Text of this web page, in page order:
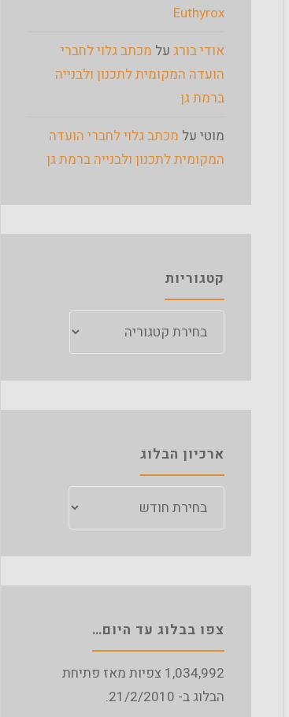
Euthyrox
אודי בורג על מכתב גלוי לחברי
הועדה המקומית לתכנון ולבנייה
ברמת גן
מוטי על מכתב גלוי לחברי הועדה
המקומית לתכנון ולבנייה ברמת גן
קטגוריות
ארכיון הבלוג
צפו בבלוג עד היום…
1,034,992 צפיות מאז פתיחת
הבלוג ב- 21/2/2010.